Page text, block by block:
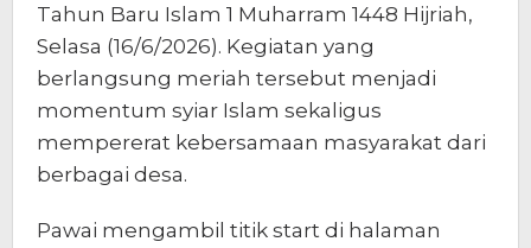
Tahun Baru Islam 1 Muharram 1448 Hijriah,
Selasa (16/6/2026). Kegiatan yang
berlangsung meriah tersebut menjadi
momentum syiar Islam sekaligus
mempererat kebersamaan masyarakat dari
berbagai desa.
Pawai mengambil titik start di halaman